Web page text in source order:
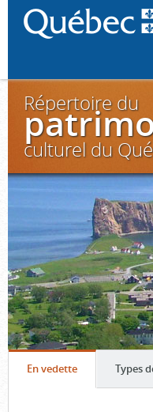
Répertoire du
culturel du
Onglet
En vedette(cliquer
pour
Onglet
Types